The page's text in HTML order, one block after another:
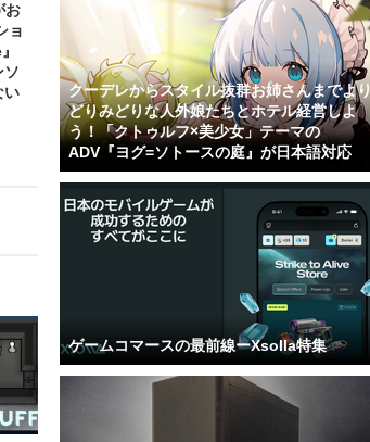
お
ョ
ソ
い
クーデレからスタイル抜群お姉さんまでより
どりみどりな人外娘たちとホテル経営しよ
う！「クトゥルフ×美少女」テーマの
ADV『ヨグ=ソトースの庭』が日本語対応
ゲームコマースの最前線ーXsolla特集